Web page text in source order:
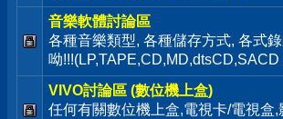
音樂軟體討論區
各種音樂類型, 各種儲存方式, 各式
呦!!!(LP,TAPE,CD,MD,dtsCD,SACD
VIVO討論區 (數位機上盒)
任何有關數位機上盒,電視卡/電視盒